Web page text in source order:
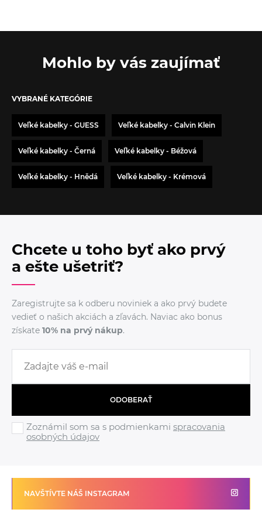
Mohlo by vás zaujímať
VYBRANÉ KATEGÓRIE
Veľké kabelky - GUESS Veľké kabelky - Calvin Klein
Veľké kabelky - Černá Veľké kabelky - Béžová
Veľké kabelky - Hnědá Veľké kabelky - Krémová
Chcete u toho byť ako prvý
a ešte ušetriť?
Zaregistrujte sa k odberu noviniek a ako prvý budete
vedieť o našich akciách a zľavách. Naviac ako bonus
získate 10% na prvý nákup.
ODOBERAŤ
Zoznámil som sa s podmienkami spracovania
osobných údajov
NAVŠTÍVTE NÁŠ INSTAGRAM